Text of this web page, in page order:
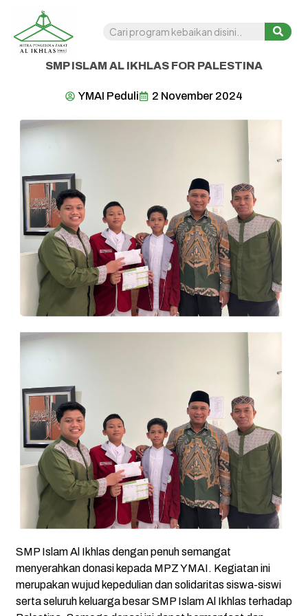
SMP ISLAM AL IKHLAS FOR PALESTINA
YMAI Peduli 2 November 2024
SMP Islam Al Ikhlas dengan penuh semangat
menyerahkan donasi kepada MPZ YMAI. Kegiatan ini
merupakan wujud kepedulian dan solidaritas siswa-siswi
serta seluruh keluarga besar SMP Islam Al Ikhlas terhadap